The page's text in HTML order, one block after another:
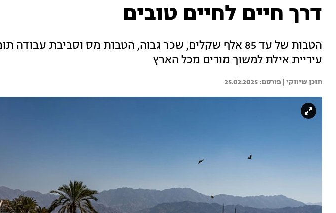
דרך חיים לחיים טובים
הטבות של עד 85 אלף שקלים, שכר גבוה, הטבות מס וסביבת
עיריית אילת למשוך מורים מכל הארץ
תוכן שיווקי | 25.02.2025